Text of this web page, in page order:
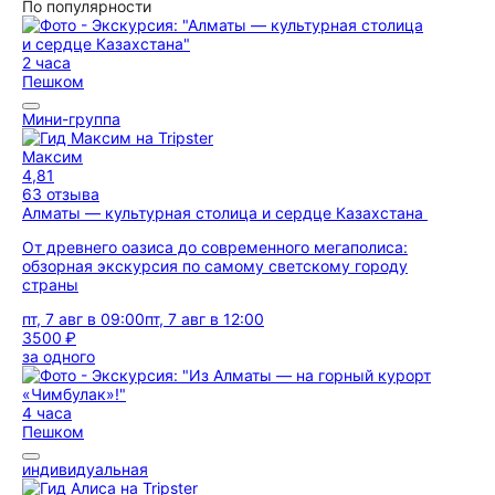
По популярности
2 часа
Пешком
Мини-группа
Максим
4,81
63 отзыва
Алматы — культурная столица и сердце Казахстана
От древнего оазиса до современного мегаполиса:
обзорная экскурсия по самому светскому городу
страны
пт, 7 авг в 09:00пт, 7 авг в 12:00
3500 ₽
за одного
4 часа
Пешком
индивидуальная